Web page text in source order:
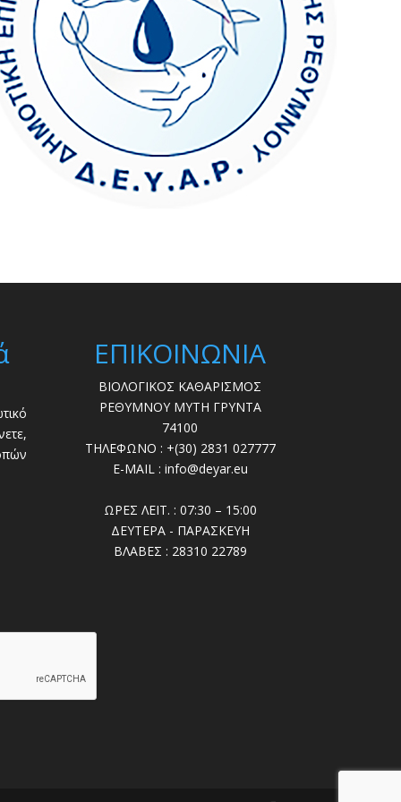
ΕΠΙΚΟΙΝΩΝΙΑ
ΒΙΟΛΟΓΙΚΟΣ ΚΑΘΑΡΙΣΜΟΣ
ΡΕΘΥΜΝΟΥ ΜΥΤΗ ΓΡΥΝΤΑ
74100
ΤΗΛΕΦΩΝΟ : +(30) 2831 027777
E-MAIL : info@deyar.eu
ΩΡΕΣ ΛΕΙΤ. : 07:30 – 15:00
ΔΕΥΤΕΡΑ - ΠΑΡΑΣΚΕΥΗ
ΒΛΑΒΕΣ : 28310 22789